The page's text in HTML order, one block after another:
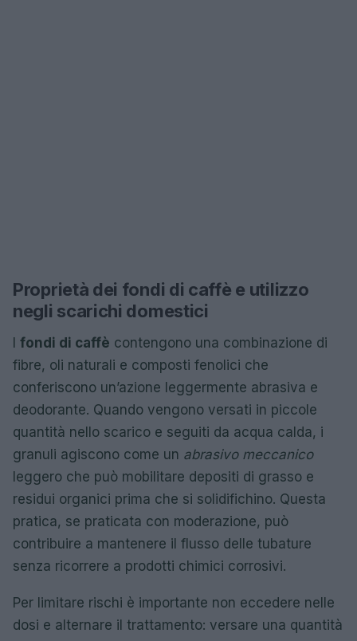
Proprietà dei fondi di caffè e utilizzo
negli scarichi domestici
fondi di caffè contengono una combinazione di
fibre, oli naturali e composti fenolici che
conferiscono un’azione leggermente abrasiva e
deodorante. Quando vengono versati in piccole
quantità nello scarico e seguiti da acqua calda, i
granuli agiscono come un abrasivo meccanico
leggero che può mobilitare depositi di grasso e
residui organici prima che si solidifichino. Questa
pratica, se praticata con moderazione, può
contribuire a mantenere il flusso delle tubature
senza ricorrere a prodotti chimici corrosivi.
Per limitare rischi è importante non eccedere nelle
dosi e alternare il trattamento: versare una quantità